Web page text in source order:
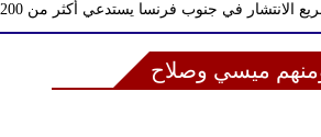
جنوب فرنسا يستدعي أكثر من 200 عنصر إطفاء وإجلاء سكان
ميسي وصلاح